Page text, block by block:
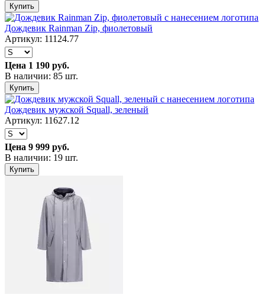
Купить
Дождевик Rainman Zip, фиолетовый
Артикул: 11124.77
Цена 1 190 руб.
В наличии: 85 шт.
Купить
Дождевик мужской Squall, зеленый
Артикул: 11627.12
Цена 9 999 руб.
В наличии: 19 шт.
Купить